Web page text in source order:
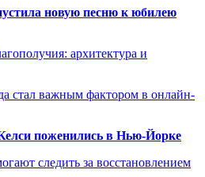
новую песню к юбилею
архитектура и
стал важным фактором в онлайн-
поженились в Нью-Йорке
следить за восстановлением